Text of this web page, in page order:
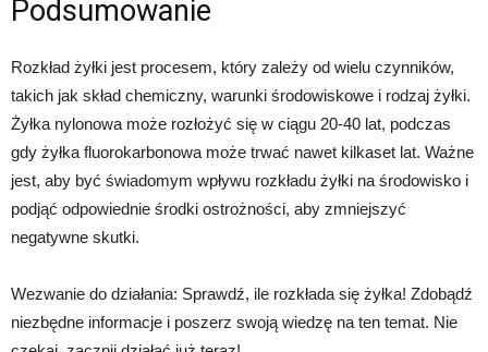
Podsumowanie
Rozkład żyłki jest procesem, który zależy od wielu czynników,
takich jak skład chemiczny, warunki środowiskowe i rodzaj żyłki.
Żyłka nylonowa może rozłożyć się w ciągu 20-40 lat, podczas
gdy żyłka fluorokarbonowa może trwać nawet kilkaset lat. Ważne
jest, aby być świadomym wpływu rozkładu żyłki na środowisko i
podjąć odpowiednie środki ostrożności, aby zmniejszyć
negatywne skutki.
Wezwanie do działania: Sprawdź, ile rozkłada się żyłka! Zdobądź
niezbędne informacje i poszerz swoją wiedzę na ten temat. Nie